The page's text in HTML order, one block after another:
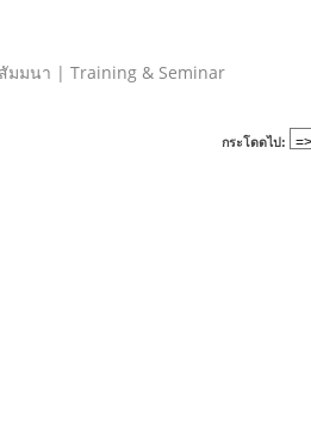
มมนา | Training & Seminar
กระโดดไป: